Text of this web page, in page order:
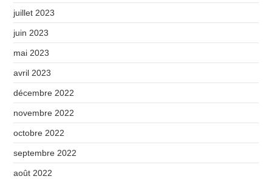
juillet 2023
juin 2023
mai 2023
avril 2023
décembre 2022
novembre 2022
octobre 2022
septembre 2022
août 2022